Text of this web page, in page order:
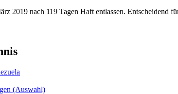
2019 nach 119 Tagen Haft entlassen. Entscheidend
(Auswahl)